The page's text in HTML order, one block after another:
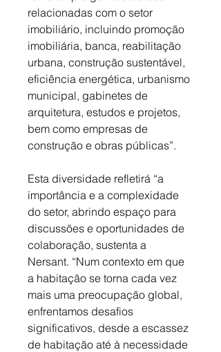
relacionadas com o setor
imobiliário, incluindo promoção
imobiliária, banca, reabilitação
urbana, construção sustentável,
eficiência energética, urbanismo
municipal, gabinetes de
arquitetura, estudos e projetos,
bem como empresas de
construção e obras públicas”.
Esta diversidade refletirá “a
importância e a complexidade
do setor, abrindo espaço para
discussões e oportunidades de
colaboração, sustenta a
Nersant. “Num contexto em que
a habitação se torna cada vez
mais uma preocupação global,
enfrentamos desafios
significativos, desde a escassez
de habitação até à necessidade